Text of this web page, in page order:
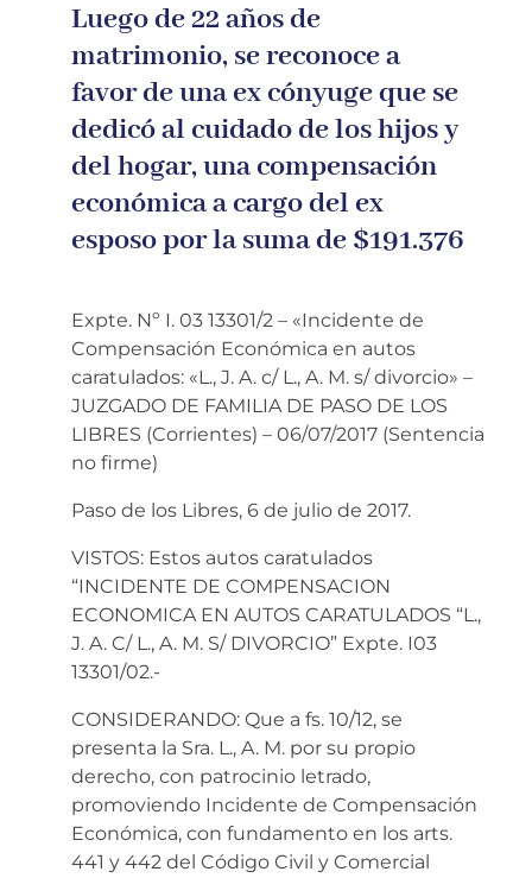
Luego de 22 años de
matrimonio, se reconoce a
favor de una ex cónyuge que se
dedicó al cuidado de los hijos y
del hogar, una compensación
económica a cargo del ex
esposo por la suma de $191.376
Expte. Nº I. 03 13301/2 – «Incidente de
Compensación Económica en autos
caratulados: «L., J. A. c/ L., A. M. s/ divorcio» –
JUZGADO DE FAMILIA DE PASO DE LOS
LIBRES (Corrientes) – 06/07/2017 (Sentencia
no firme)
Paso de los Libres, 6 de julio de 2017.
VISTOS: Estos autos caratulados
“INCIDENTE DE COMPENSACION
ECONOMICA EN AUTOS CARATULADOS “L.,
J. A. C/ L., A. M. S/ DIVORCIO” Expte. I03
13301/02.-
CONSIDERANDO: Que a fs. 10/12, se
presenta la Sra. L., A. M. por su propio
derecho, con patrocinio letrado,
promoviendo Incidente de Compensación
Económica, con fundamento en los arts.
441 y 442 del Código Civil y Comercial